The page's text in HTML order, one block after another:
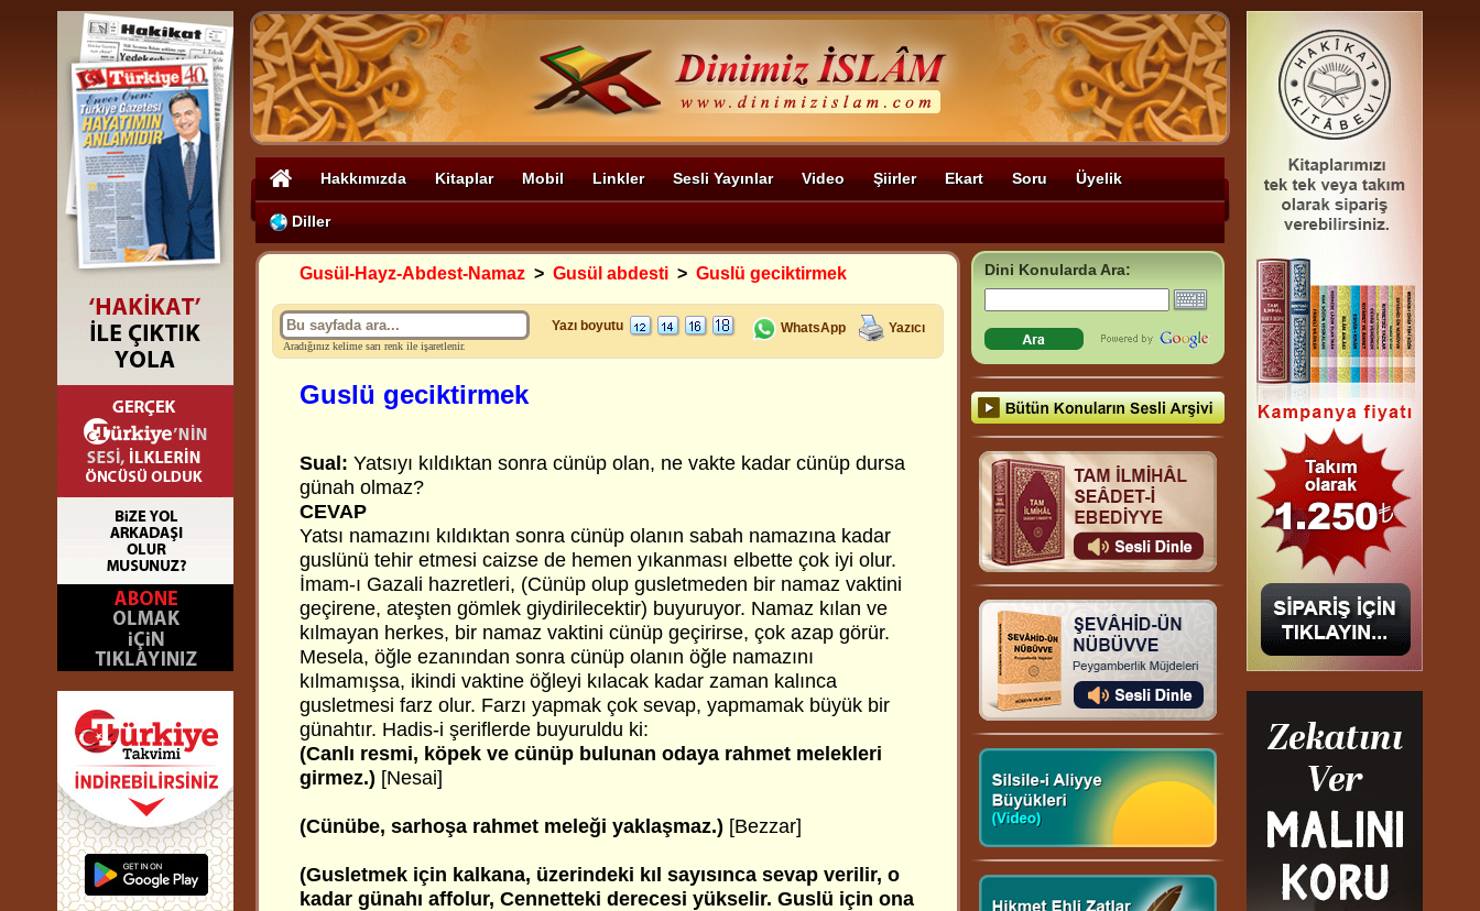
Hakkımızda Kitaplar Mobil Linkler Sesli Yayınlar Video Şiirler Ekart Soru Üyelik
Diller
Gusül-Hayz-Abdest-Namaz > Gusül abdesti > Guslü geciktirmek
Aradığınız kelime sarı renk ile işaretlenir.
Yazı boyutu WhatsApp Yazıcı
Guslü geciktirmek
Sual: Yatsıyı kıldıktan sonra cünüp olan, ne vakte kadar cünüp dursa
günah olmaz?
CEVAP
Yatsı namazını kıldıktan sonra cünüp olanın sabah namazına kadar
guslünü tehir etmesi caizse de hemen yıkanması elbette çok iyi olur.
İmam-ı Gazali hazretleri, (Cünüp olup gusletmeden bir namaz vaktini
geçirene, ateşten gömlek giydirilecektir) buyuruyor. Namaz kılan ve
kılmayan herkes, bir namaz vaktini cünüp geçirirse, çok azap görür.
Mesela, öğle ezanından sonra cünüp olanın öğle namazını
kılmamışsa, ikindi vaktine öğleyi kılacak kadar zaman kalınca
gusletmesi farz olur. Farzı yapmak çok sevap, yapmamak büyük bir
günahtır. Hadis-i şeriflerde buyuruldu ki:
(Canlı resmi, köpek ve cünüp bulunan odaya rahmet melekleri
girmez.) [Nesai]
(Cünübe, sarhoşa rahmet meleği yaklaşmaz.) [Bezzar]
(Gusletmek için kalkana, üzerindeki kıl sayısınca sevap verilir, o
kadar günahı affolur, Cennetteki derecesi yükselir. Guslü için ona
Dini Konularda Ara: